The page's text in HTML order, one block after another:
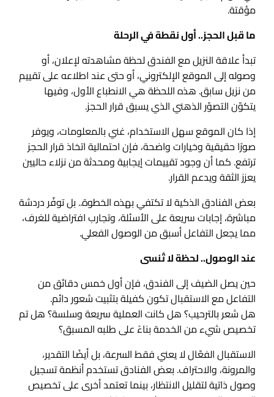
مؤقتة.
ما قبل الحجز.. أول نقطة في الرحلة
تبدأ علاقة النزيل مع الفندق لحظة مشاهدته لإعلان، أو
وصوله إلى الموقع الإلكتروني، أو حتى عند اطلاعه على تقييم
من نزيل سابق. هذه اللحظة هي الانطباع الأول، وفيها
يتكوّن التصوّر الذهني الذي يسبق قرار الحجز.
إذا كان الموقع سهل الاستخدام، غني بالمعلومات، ويوفر
صورًا حقيقية وخيارات واضحة، فإن احتمالية اتخاذ قرار الحجز
ترتفع. كما أن وجود تقييمات إيجابية ومحدثة من نزلاء حاليين
يعزز الثقة ويدعم القرار.
بعض الفنادق الذكية لا تكتفي بهذه الخطوة.. بل توفّر دردشة
مباشرة، إجابات سريعة على الأسئلة، وتجارب افتراضية للغرف،
مما يجعل التفاعل أسبق من الوصول الفعلي.
عند الوصول.. لحظة لا تُنسى
حين يصل الضيف إلى الفندق، فإن أول خمس دقائق من
التفاعل مع الاستقبال تكون كفيلة بتثبيت شعور دائم.
هل شعر بالترحيب؟ هل كانت العملية سريعة وسلسة؟ هل تم
تخصيص شيء من الخدمة بناءً على طلبه المسبق؟
الاستقبال الفعّال لا يعني فقط السرعة، بل أيضًا التقدير،
والمرونة، والاحتراف. بعض الفنادق تستخدم أنظمة تسجيل
وصول ذاتية لتقليل الانتظار، بينما تعتمد أخرى على تخصيص